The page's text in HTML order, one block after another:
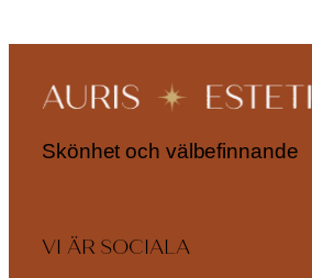
Skönhet och välbefinnande
VI ÄR SOCIALA